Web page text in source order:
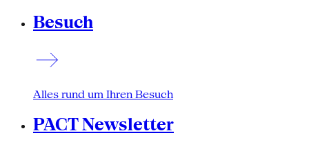
Besuch
Alles rund um Ihren Besuch
PACT Newsletter